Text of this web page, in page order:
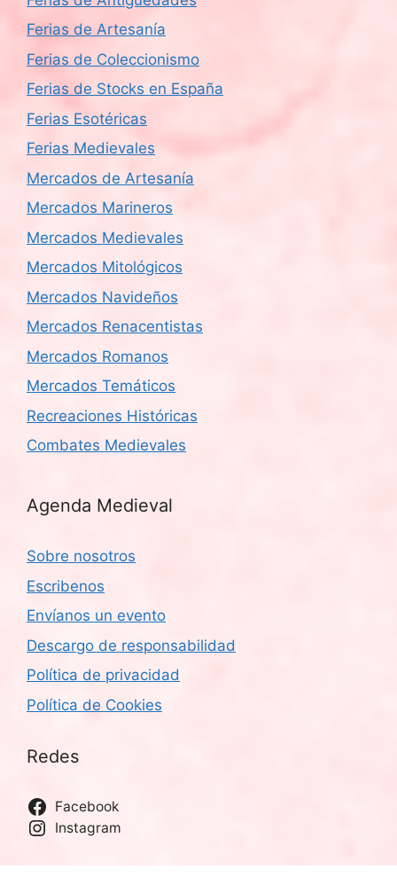
Ferias de Artesanía
Ferias de Coleccionismo
Ferias de Stocks en España
Ferias Esotéricas
Ferias Medievales
Mercados de Artesanía
Mercados Marineros
Mercados Medievales
Mercados Mitológicos
Mercados Navideños
Mercados Renacentistas
Mercados Romanos
Mercados Temáticos
Recreaciones Históricas
Combates Medievales
Agenda Medieval
Sobre nosotros
Escribenos
Envíanos un evento
Descargo de responsabilidad
Política de privacidad
Política de Cookies
Redes
Facebook
Instagram